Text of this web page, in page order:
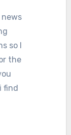
so I
the
find